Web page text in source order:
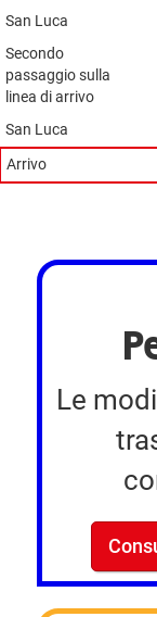
San Luca
Secondo
passaggio sulla
linea di arrivo
San Luca
Arrivo
Le